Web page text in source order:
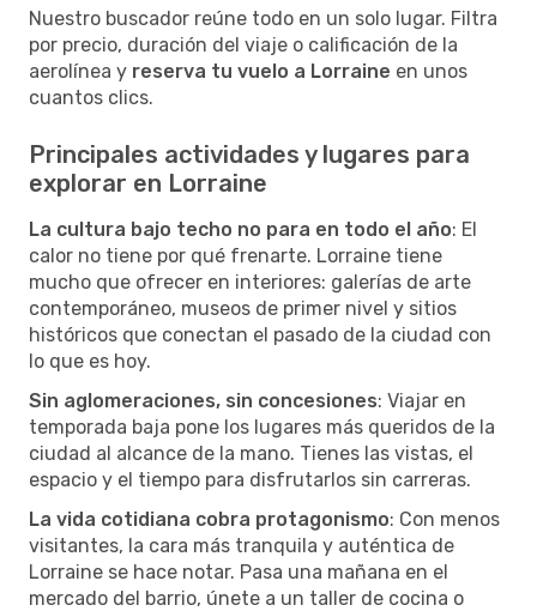
Nuestro buscador reúne todo en un solo lugar. Filtra
por precio, duración del viaje o calificación de la
aerolínea y reserva tu vuelo a Lorraine en unos
cuantos clics.
Principales actividades y lugares para
explorar en Lorraine
La cultura bajo techo no para en todo el año: El
calor no tiene por qué frenarte. Lorraine tiene
mucho que ofrecer en interiores: galerías de arte
contemporáneo, museos de primer nivel y sitios
históricos que conectan el pasado de la ciudad con
lo que es hoy.
Sin aglomeraciones, sin concesiones: Viajar en
temporada baja pone los lugares más queridos de la
ciudad al alcance de la mano. Tienes las vistas, el
espacio y el tiempo para disfrutarlos sin carreras.
La vida cotidiana cobra protagonismo: Con menos
visitantes, la cara más tranquila y auténtica de
Lorraine se hace notar. Pasa una mañana en el
mercado del barrio, únete a un taller de cocina o